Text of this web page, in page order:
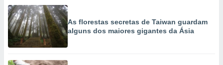
As florestas secretas de Taiwan guardam
alguns dos maiores gigantes da Ásia